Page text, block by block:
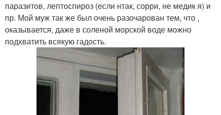
паразитов, лептоспироз (если нтак, сорри, не медик я) и
пр. Мой муж так же был очень разочарован тем, что ,
оказывается, даже в соленой морской воде можно
подхватить всякую гадость.